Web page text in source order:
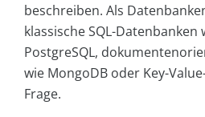
beschreiben. Als
klassische SQL-Datenbanken
PostgreSQL,
wie MongoDB oder Key-
Frage.